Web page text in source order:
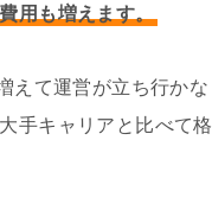
用も増えます。
えて運営が立ち行かな
手キャリアと比べて格